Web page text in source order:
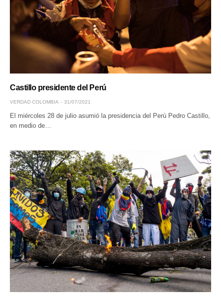
Castillo presidente del Perú
VERDAD COLOMBIA 31/07/2021
El miércoles 28 de julio asumió la presidencia del Perú Pedro Castillo,
en medio de…